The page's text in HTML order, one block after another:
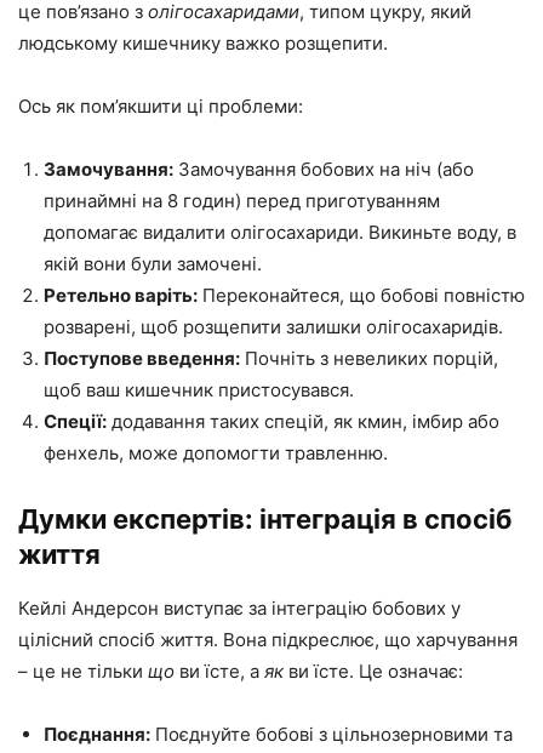
це пов’язано з олігосахаридами, типом цукру, який
людському кишечнику важко розщепити.
Ось як пом’якшити ці проблеми:
Замочування: Замочування бобових на ніч (або
принаймні на 8 годин) перед приготуванням
допомагає видалити олігосахариди. Викиньте воду, в
якій вони були замочені.
Ретельно варіть: Переконайтеся, що бобові повністю
розварені, щоб розщепити залишки олігосахаридів.
Поступове введення: Почніть з невеликих порцій,
щоб ваш кишечник пристосувався.
Спеції: додавання таких спецій, як кмин, імбир або
фенхель, може допомогти травленню.
Думки експертів: інтеграція в спосіб
життя
Кейлі Андерсон виступає за інтеграцію бобових у
цілісний спосіб життя. Вона підкреслює, що харчування
– це не тільки що ви їсте, а як ви їсте. Це означає:
Поєднання: Поєднуйте бобові з цільнозерновими та